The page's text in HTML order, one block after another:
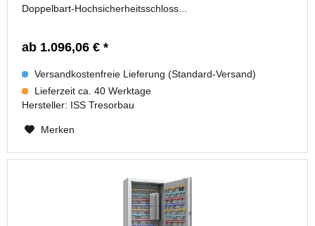
Doppelbart-Hochsicherheitsschloss...
ab 1.096,06 € *
Versandkostenfreie Lieferung (Standard-Versand)
Lieferzeit ca. 40 Werktage
Hersteller: ISS Tresorbau
Merken